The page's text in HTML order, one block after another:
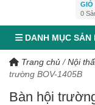
GIỎ
0
DANH MỤC SẢN
Trang chủ /Nội
trường BOV-1405B
Bàn hội